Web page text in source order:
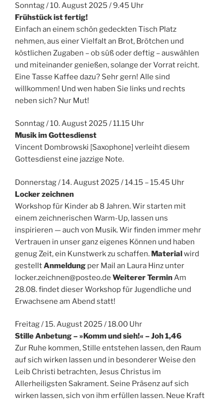
Sonntag / 10. August 2025 / 9.45 Uhr
Frühstück ist fertig!
Einfach an einem schön gedeckten Tisch Platz
nehmen, aus einer Vielfalt an Brot, Brötchen und
köstlichen Zugaben – ob süß oder deftig – auswählen
und miteinander genießen, solange der Vorrat reicht.
Eine Tasse Kaffee dazu? Sehr gern! Alle sind
willkommen! Und wen haben Sie links und rechts
neben sich? Nur Mut!
Sonntag / 10. August 2025 / 11.15 Uhr
Musik im Gottesdienst
Vincent Dombrowski [Saxophone] verleiht diesem
Gottesdienst eine jazzige Note.
Donnerstag / 14. August 2025 / 14.15 – 15.45 Uhr
Locker zeichnen
Workshop für Kinder ab 8 Jahren. Wir starten mit
einem zeichnerischen Warm-Up, lassen uns
inspirieren — auch von Musik. Wir finden immer mehr
Vertrauen in unser ganz eigenes Können und haben
genug Zeit, ein Kunstwerk zu schaffen. Materialwird
gestelltAnmeldung per Mail an Laura Hinz unter
locker.zeichnen@posteo.de Weiterer TerminAm
28.08. findet dieser Workshop für Jugendliche und
Erwachsene am Abend statt!
Freitag / 15. August 2025 / 18.00 Uhr
Stille Anbetung – »Komm und sieh!« – Joh 1,46
Zur Ruhe kommen, Stille entstehen lassen, den Raum
auf sich wirken lassen und in besonderer Weise den
Leib Christi betrachten, Jesus Christus im
Allerheiligsten Sakrament. Seine Präsenz auf sich
wirken lassen, sich von ihm erfüllen lassen. Neue Kraft